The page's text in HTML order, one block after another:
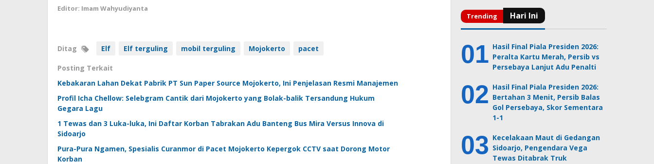
Editor: Imam Wahyudiyanta
Ditag Elf Elf terguling mobil terguling Mojokerto pacet
Posting Terkait
Kebakaran Lahan Dekat Pabrik PT Sun Paper Source Mojokerto, Ini Penjelasan Resmi Manajemen
Profil Icha Chellow: Selebgram Cantik dari Mojokerto yang Bolak-balik Tersandung Hukum
Gegara Lagu
1 Tewas dan 3 Luka-luka, Ini Daftar Korban Tabrakan Adu Banteng Bus Mira Versus Innova di
Sidoarjo
Pura-Pura Ngamen, Spesialis Curanmor di Pacet Mojokerto Kepergok CCTV saat Dorong Motor
Korban
Hasil Final Piala Presiden 2026:
Peralta Kartu Merah, Persib vs
Persebaya Lanjut Adu Penalti
Hasil Final Piala Presiden 2026:
Bertahan 3 Menit, Persib Balas
Gol Persebaya, Skor Sementara
1-1
Kecelakaan Maut di Gedangan
Sidoarjo, Pengendara Vega
Tewas Ditabrak Truk